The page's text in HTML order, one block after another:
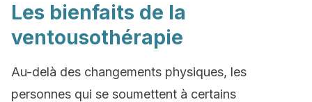
Les bienfaits de la
ventousothérapie
Au-delà des changements physiques, les
personnes qui se soumettent à certains